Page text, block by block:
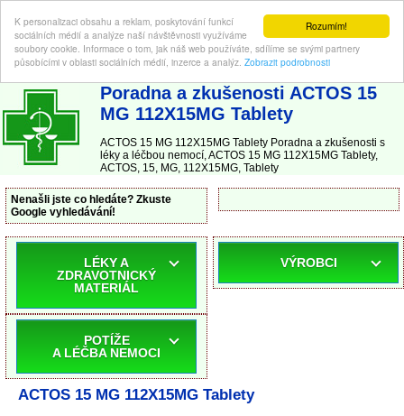
Rozumím!
K personalizaci obsahu a reklam, poskytování funkcí
sociálních médií a analýze naší návštěvnosti využíváme
soubory cookie. Informace o tom, jak náš web používáte, sdílíme se svými partnery
působícími v oblasti sociálních médií, inzerce a analýz. Zobrazit podrobnosti
ABC-LEKARNA.cz | Poradna a zkušenosti s léky a léčbou nemocí
Poradna a zkušenosti ACTOS 15
MG 112X15MG Tablety
ACTOS 15 MG 112X15MG Tablety Poradna a zkušenosti s
léky a léčbou nemocí, ACTOS 15 MG 112X15MG Tablety,
ACTOS, 15, MG, 112X15MG, Tablety
Nenašli jste co hledáte? Zkuste
Google vyhledávání!
LÉKY A
ZDRAVOTNICKÝ
MATERIÁL
POTÍŽE
A LÉČBA NEMOCI
VÝROBCI
ACTOS 15 MG 112X15MG Tablety